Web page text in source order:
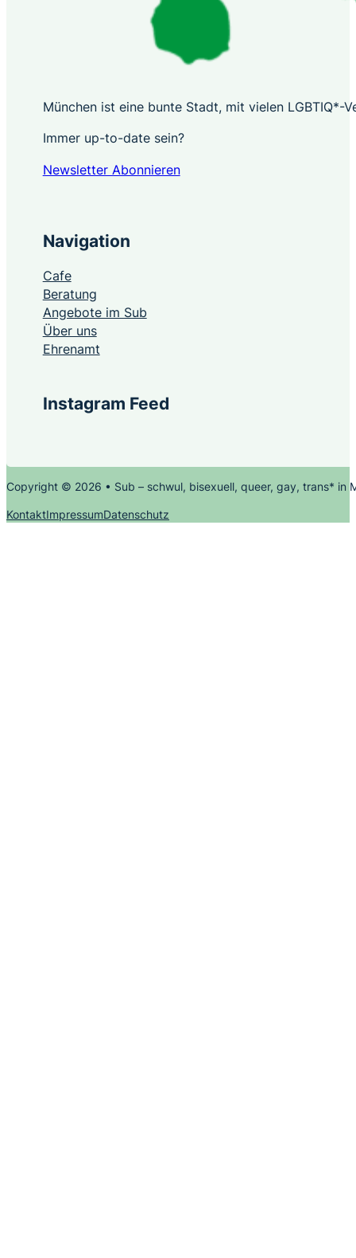
München ist eine bunte Stadt, mit vielen
Immer up-to-date sein?
Newsletter Abonnieren
Navigation
Cafe
Beratung
Angebote im Sub
Über uns
Ehrenamt
Instagram Feed
Copyright © 2026 • Sub – schwul, bisexuell, queer, gay, trans* in
KontaktImpressumDatenschutz